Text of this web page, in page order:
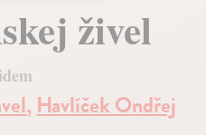
živel
, Havlíček Ondřej